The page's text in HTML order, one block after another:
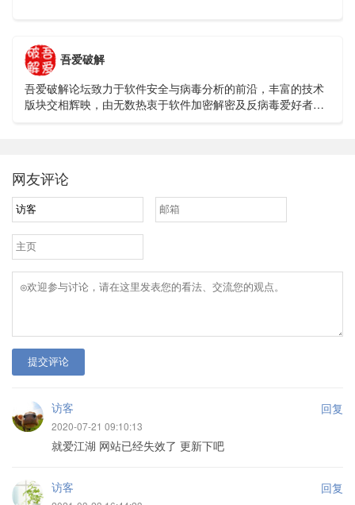
吾爱破解
吾爱破解论坛致力于软件安全与病毒分析的前沿，丰富的技术
版块交相辉映，由无数热衷于软件加密解密及反病毒爱好者共
网友评论
提交评论
访客 回复
2020-07-21 09:10:13
就爱江湖 网站已经失效了 更新下吧
访客 回复